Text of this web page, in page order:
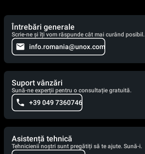
Întrebări generale
Scrie-ne și îți vom răspunde cât mai curând posibil.
info.romania@unox.com
Suport vânzări
Sună-ne experții pentru o consultație gratuită.
+39 049 7360746
Asistență tehnică
Tehnicienii noștri sunt pregătiți să te ajute. Sună-i.